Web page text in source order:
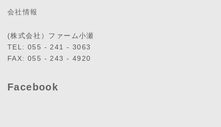
会社情報
(株式会社）ファーム小瀬
TEL: 055 - 241 - 3063
FAX: 055 - 243 - 4920
Facebook